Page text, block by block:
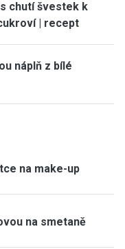
chutí švestek k
| recept
náplň z bílé
na make-up
na smetaně